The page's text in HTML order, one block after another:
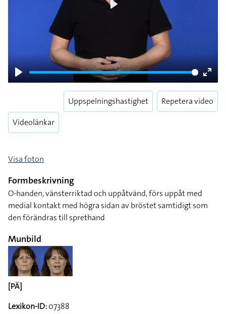
Play
Enter
Videolänkar
Uppspelningshastighet Repetera video
Visa foton
Formbeskrivning
O-handen, vänsterriktad och uppåtvänd, förs uppåt med
medial kontakt med högra sidan av bröstet samtidigt som
den förändras till sprethand
Munbild
[PÄ]
Lexikon-ID:07388